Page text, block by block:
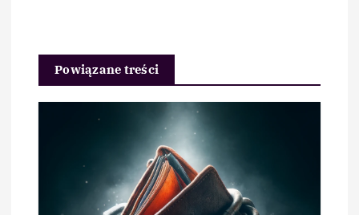
Powiązane treści